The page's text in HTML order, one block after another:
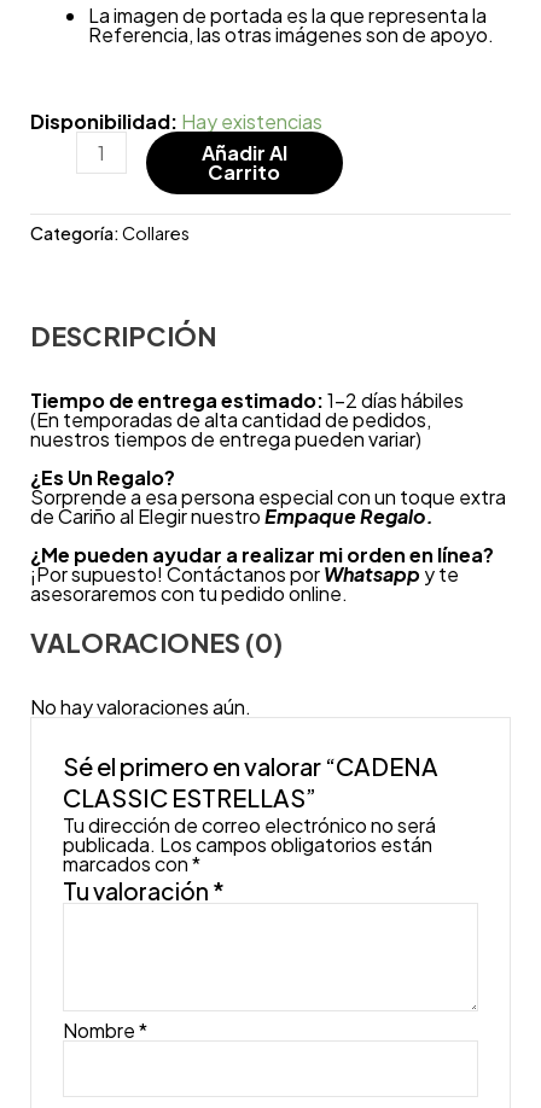
La imagen de portada es la que representa la
Referencia, las otras imágenes son de apoyo.
Disponibilidad: Hay existencias
Añadir Al
Carrito
Categoría:Collares
DESCRIPCIÓN
Tiempo de entrega estimado:1-2 días hábiles
(En temporadas de alta cantidad de pedidos,
nuestros tiempos de entrega pueden variar)
¿Es Un Regalo?
Sorprende a esa persona especial con un toque extra
de Cariño al Elegir nuestroEmpaque Regalo.
¿Me pueden ayudar a realizar mi orden en línea?
¡Por supuesto! Contáctanos porWhatsapp y te
asesoraremos con tu pedido online.
VALORACIONES (0)
No hay valoraciones aún.
Sé el primero en valorar “CADENA
CLASSIC ESTRELLAS”
Tu dirección de correo electrónico no será
publicada. Los campos obligatorios están
marcados con*
Tu valoración *
Nombre*